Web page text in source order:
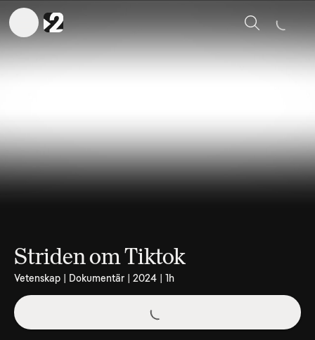
Sök
Striden om Tiktok
Vetenskap | Dokumentär | 2024 | 1h